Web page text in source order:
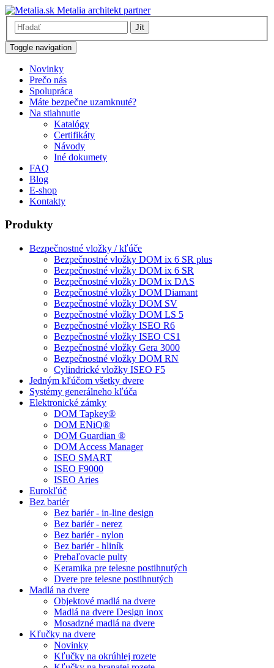
Metalia architekt partner
Jít
Toggle navigation
Novinky
Prečo nás
Spolupráca
Máte bezpečne uzamknuté?
Na stiahnutie
Katalógy
Certifikáty
Návody
Iné dokumety
FAQ
Blog
E-shop
Kontakty
Produkty
Bezpečnostné vložky / kľúče
Bezpečnostné vložky DOM ix 6 SR plus
Bezpečnostné vložky DOM ix 6 SR
Bezpečnostné vložky DOM ix DAS
Bezpečnostné vložky DOM Diamant
Bezpečnostné vložky DOM SV
Bezpečnostné vložky DOM LS 5
Bezpečnostné vložky ISEO R6
Bezpečnostné vložky ISEO CS1
Bezpečnostné vložky Gera 3000
Bezpečnostné vložky DOM RN
Cylindrické vložky ISEO F5
Jedným kľúčom všetky dvere
Systémy generálneho kľúča
Elektronické zámky
DOM Tapkey®
DOM ENiQ®
DOM Guardian ®
DOM Access Manager
ISEO SMART
ISEO F9000
ISEO Aries
Eurokľúč
Bez bariér
Bez bariér - in-line design
Bez bariér - nerez
Bez bariér - nylon
Bez bariér - hliník
Prebaľovacie pulty
Keramika pre telesne postihnutých
Dvere pre telesne postihnutých
Madlá na dvere
Objektové madlá na dvere
Madlá na dvere Design inox
Mosadzné madlá na dvere
Kľučky na dvere
Novinky
Kľučky na okrúhlej rozete